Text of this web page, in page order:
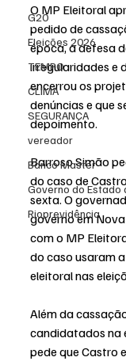
G20
Eleições 2026
TEMPO
CLIMA
SEGURANÇA
vereador
Banco Master
Governo do Estado
Rioprevidência
O MP Eleitoral
pedido de
época, a defesa
irregularidades e
encerrou os
denúncias e que
depoimento.
Barroso Simão
do caso de
sexta. O
governo em
com o MP
do caso usaram
eleitoral nas
Além da
candidatados na
pede que Castro